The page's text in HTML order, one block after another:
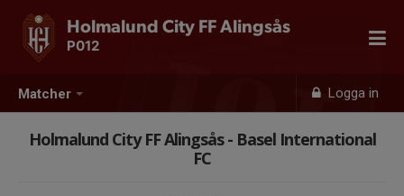
Matcher Logga in
Holmalund City FF Alingsås
P012
Holmalund City FF Alingsås - Basel International
FC